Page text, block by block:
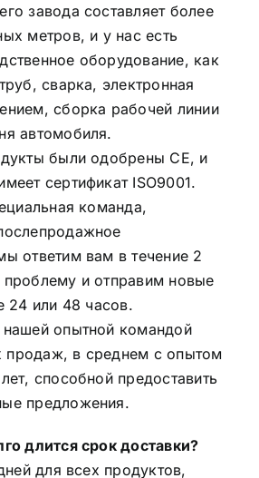
завода составляет более
метров, и у нас есть
оборудование, как
сварка, электронная
сборка рабочей линии
автомобиля.
были одобрены CE, и
сертификат ISO9001.
команда,
ответим вам в течение 2
и отправим новые
24 или 48 часов.
опытной командой
в среднем с опытом
способной предоставить
предложения.
длится срок доставки?
для всех продуктов,